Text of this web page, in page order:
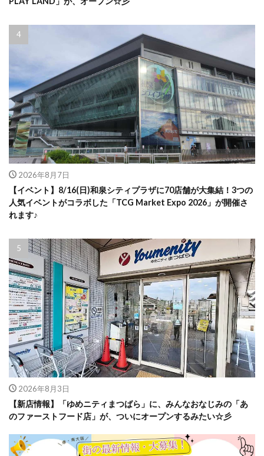
2026年8月7日
【イベント】8/16(日)和泉シティプラザに70店舗が大集結！3つの
人気イベントがコラボした「TCG Market Expo 2026」が開催さ
れます♪
2026年8月3日
【新店情報】「ゆめニティまつばら」に、みんなおなじみの「あ
のファーストフード店」が、ついにオープンするみたい☆彡